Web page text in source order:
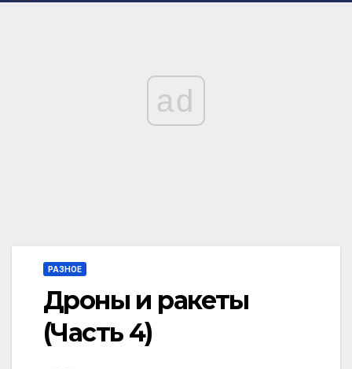
ad
РАЗНОЕ
Дроны и ракеты
(Часть 4)